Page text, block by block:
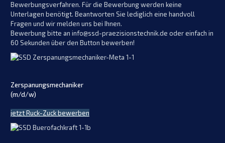
Bewerbungsverfahren. Für die Bewerbung werden keine
Unterlagen benötigt. Beantworten Sie lediglich eine handvoll
Fragen und wir melden uns bei Ihnen.
Bewerbung bitte an info@ssd-praezisionstechnik.de oder einfach in
60 Sekunden über den Button bewerben!
Zerspanungsmechaniker
(m/d/w)
jetzt Ruck-Zuck bewerben